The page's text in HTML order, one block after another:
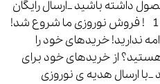
داشته باشید _ارسال رایگان
در جشنواره نوروزی ما _3… 2… 1 ! فروش نوروزی ما شروع شد!
ندارید! خریدهای خود را
از خریدهای خود برای
_با ارسال هدیه ی نوروزی